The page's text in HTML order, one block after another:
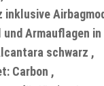
inklusive
Armauflagen in
schwarz ,
Carbon ,